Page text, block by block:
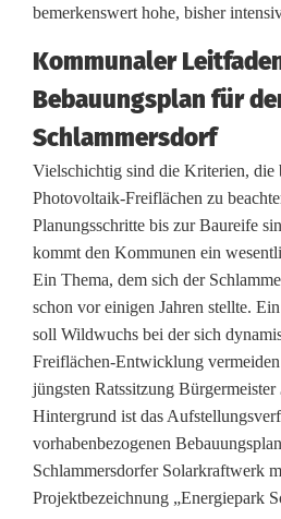
r
g
i
e
p
a
r
S
c
h
l
a
bemerkenswert hohe, bisher
Kommunaler
Bebauungsplan für
Schlammersdorf
Vielschichtig sind die Kriterien, die
Photovoltaik-Freiflächen zu
Planungsschritte bis zur Baureife
kommt den Kommunen ein
Ein Thema, dem sich der
schon vor einigen Jahren stellte.
soll Wildwuchs bei der sich
Freiflächen-Entwicklung
jüngsten Ratssitzung Bürgermeister
Hintergrund ist das
vorhabenbezogenen
Schlammersdorfer Solarkraftwerk
Projektbezeichnung „Energiepark